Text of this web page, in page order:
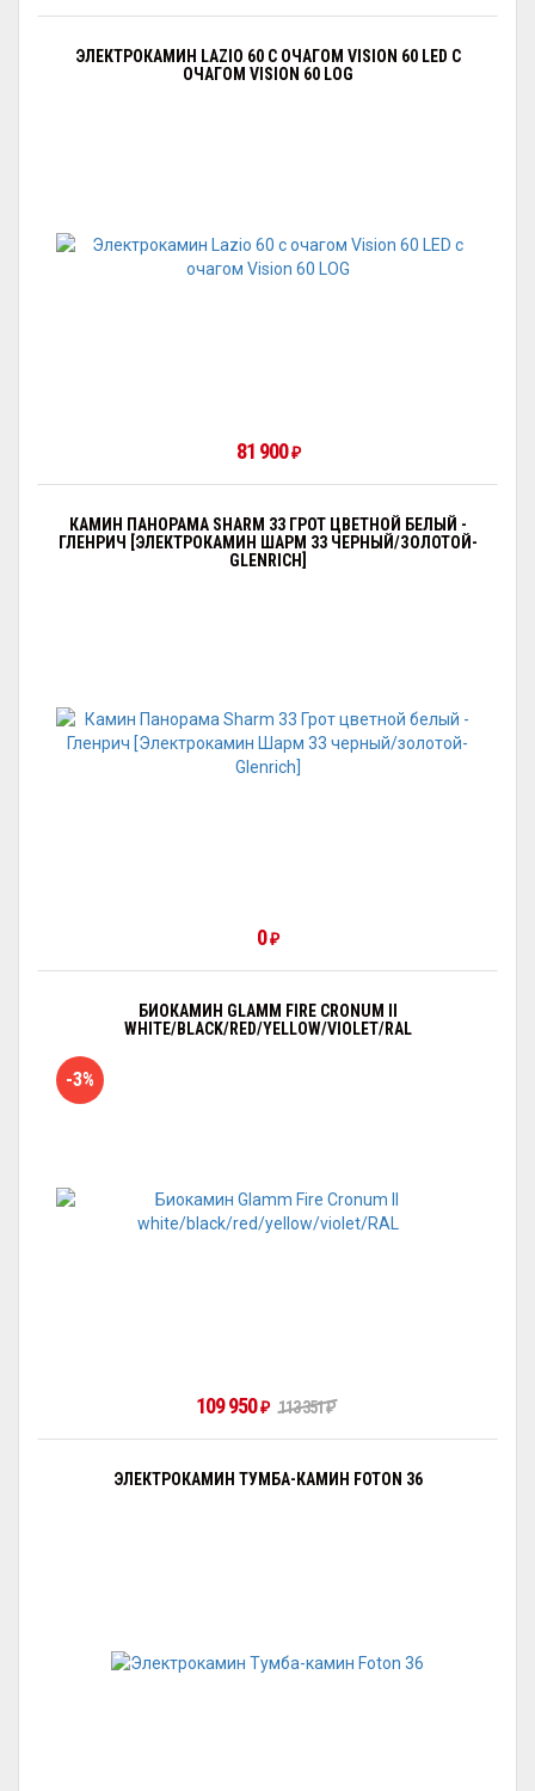
ЭЛЕКТРОКАМИН LAZIO 60 С ОЧАГОМ VISION 60 LED С
ОЧАГОМ VISION 60 LOG
81 900₽
КАМИН ПАНОРАМА SHARM 33 ГРОТ ЦВЕТНОЙ БЕЛЫЙ -
ГЛЕНРИЧ [ЭЛЕКТРОКАМИН ШАРМ 33 ЧЕРНЫЙ/ЗОЛОТОЙ-
GLENRICH]
0₽
БИОКАМИН GLAMM FIRE CRONUM II
WHITE/BLACK/RED/YELLOW/VIOLET/RAL
-3%
109 950₽ 113 351₽
ЭЛЕКТРОКАМИН ТУМБА-КАМИН FOTON 36